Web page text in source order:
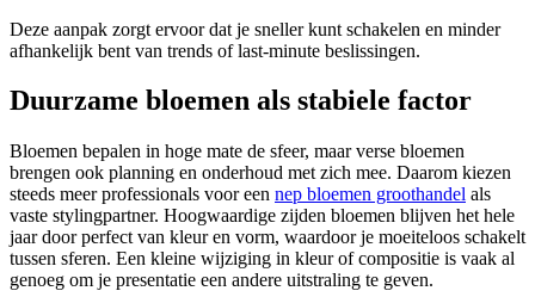
Deze aanpak zorgt ervoor dat je sneller kunt schakelen en minder
afhankelijk bent van trends of last-minute beslissingen.
Duurzame bloemen als stabiele factor
Bloemen bepalen in hoge mate de sfeer, maar verse bloemen
brengen ook planning en onderhoud met zich mee. Daarom kiezen
steeds meer professionals voor een nep bloemen groothandel als
vaste stylingpartner. Hoogwaardige zijden bloemen blijven het hele
jaar door perfect van kleur en vorm, waardoor je moeiteloos schakelt
tussen sferen. Een kleine wijziging in kleur of compositie is vaak al
genoeg om je presentatie een andere uitstraling te geven.